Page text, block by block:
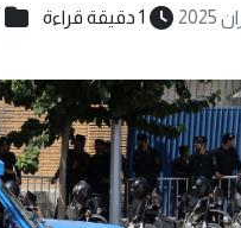
1 دقيقة قراءة